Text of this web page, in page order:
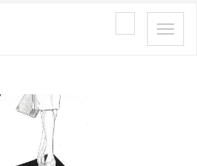
Toggle